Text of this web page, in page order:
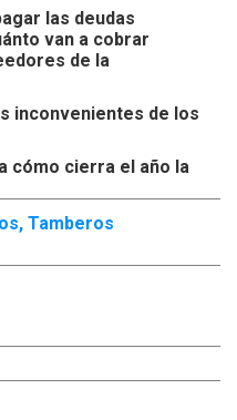
las deudas
van a cobrar
de la
inconvenientes de los
cómo cierra el año la
, Tamberos